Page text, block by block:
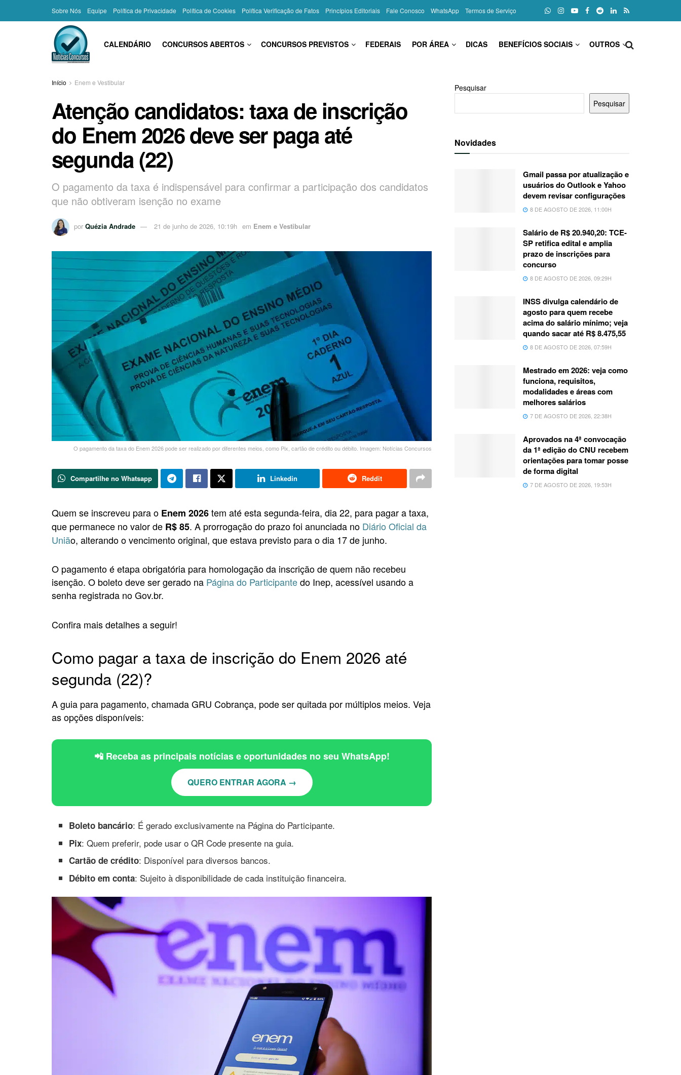
Sobre Nós Equipe Política de Privacidade Política de Cookies Política Verificação de Fatos Princípios Editoriais Fale Conosco WhatsApp Termos de Serviço
CALENDÁRIO CONCURSOS ABERTOS CONCURSOS PREVISTOS FEDERAIS POR ÁREA DICAS BENEFÍCIOS SOCIAIS OUTROS
Início Enem e Vestibular
Atenção candidatos: taxa de inscrição
do Enem 2026 deve ser paga até
segunda (22)
O pagamento da taxa é indispensável para confirmar a participação dos candidatos
que não obtiveram isenção no exame
por Quézia Andrade 21 de junho de 2026, 10:19h em Enem e Vestibular
O pagamento da taxa do Enem 2026 pode ser realizado por diferentes meios, como Pix, cartão de crédito ou débito. Imagem: Notícias Concursos
Compartilhe no Whatsapp Linkedin Reddit
Quem se inscreveu para o Enem 2026tem até esta segunda-feira, dia 22, para pagar a taxa,
que permanece no valor de R$ 85. A prorrogação do prazo foi anunciada no Diário Oficial da
União, alterando o vencimento original, que estava previsto para o dia 17 de junho.
O pagamento é etapa obrigatória para homologação da inscrição de quem não recebeu
isenção. O boleto deve ser gerado na Página do Participantedo Inep, acessível usando a
senha registrada no Gov.br.
Confira mais detalhes a seguir!
Como pagar a taxa de inscrição do Enem 2026 até
segunda (22)?
A guia para pagamento, chamada GRU Cobrança, pode ser quitada por múltiplos meios. Veja
as opções disponíveis:
📲 Receba as principais notícias e oportunidades no seu WhatsApp!
QUERO ENTRAR AGORA →
Boleto bancário: É gerado exclusivamente na Página do Participante.
Pix: Quem preferir, pode usar o QR Code presente na guia.
Cartão de crédito: Disponível para diversos bancos.
Débito em conta: Sujeito à disponibilidade de cada instituição financeira.
Pesquisar
Pesquisar
Novidades
Gmail passa por atualização e
usuários do Outlook e Yahoo
devem revisar configurações
8 DE AGOSTO DE 2026, 11:00H
Salário de R$ 20.940,20: TCE-
SP retifica edital e amplia
prazo de inscrições para
concurso
8 DE AGOSTO DE 2026, 09:29H
INSS divulga calendário de
agosto para quem recebe
acima do salário mínimo; veja
quando sacar até R$ 8.475,55
8 DE AGOSTO DE 2026, 07:59H
Mestrado em 2026: veja como
funciona, requisitos,
modalidades e áreas com
melhores salários
7 DE AGOSTO DE 2026, 22:38H
Aprovados na 4ª convocação
da 1ª edição do CNU recebem
orientações para tomar posse
de forma digital
7 DE AGOSTO DE 2026, 19:53H